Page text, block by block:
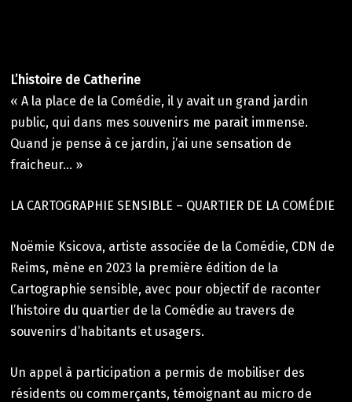
L’histoire de Catherine
« A la place de la Comédie, il y avait un grand jardin
public, qui dans mes souvenirs me parait immense.
Quand je pense à ce jardin, j’ai une sensation de
fraicheur… »
LA CARTOGRAPHIE SENSIBLE – QUARTIER DE LA COMÉDIE
Noëmie Ksicova, artiste associée de la Comédie, CDN de
Reims, mène en 2023 la première édition de la
Cartographie sensible, avec pour objectif de raconter
l’histoire du quartier de la Comédie au travers de
souvenirs d’habitants et usagers.
Un appel à participation a permis de mobiliser des
résidents ou commerçants, témoignant au micro de